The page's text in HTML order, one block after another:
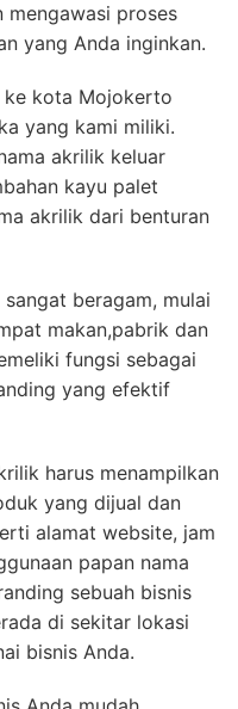
mengawasi proses
yang Anda inginkan.
ke kota Mojokerto
yang kami miliki.
akrilik keluar
kayu palet
akrilik dari benturan
beragam, mulai
makan,pabrik dan
fungsi sebagai
yang efektif
harus menampilkan
yang dijual dan
alamat website, jam
papan nama
sebuah bisnis
di sekitar lokasi
bisnis Anda.